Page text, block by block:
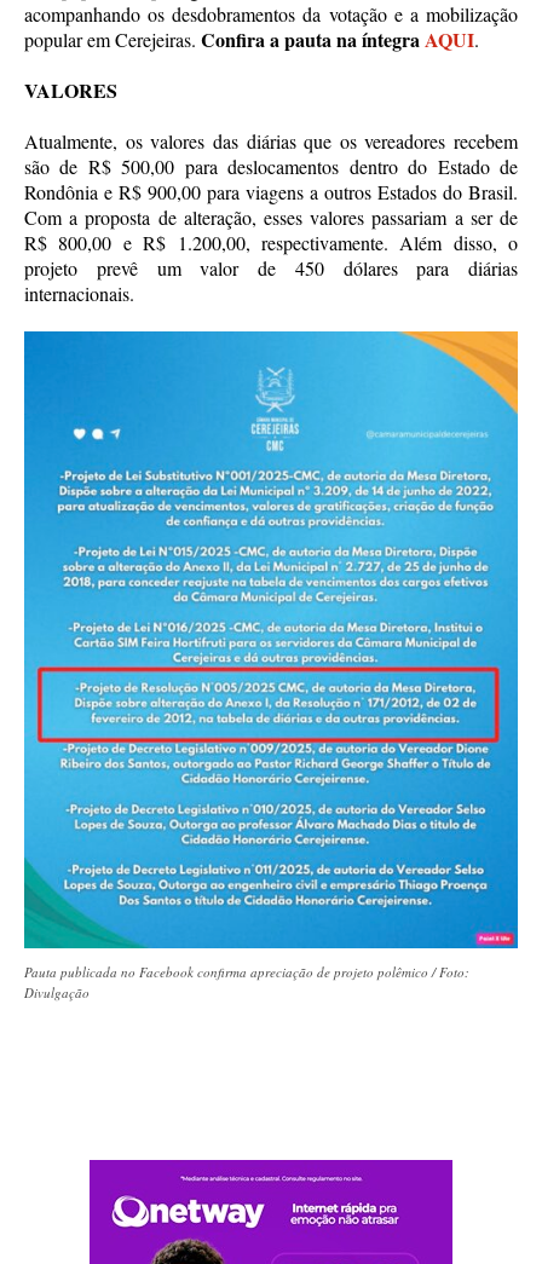
acompanhando os desdobramentos da votação e a mobilização
popular em Cerejeiras. Confira a pauta na íntegraAQUI.
VALORES
Atualmente, os valores das diárias que os vereadores recebem
são de R$ 500,00 para deslocamentos dentro do Estado de
Rondônia e R$ 900,00 para viagens a outros Estados do Brasil.
Com a proposta de alteração, esses valores passariam a ser de
R$ 800,00 e R$ 1.200,00, respectivamente. Além disso, o
projeto prevê um valor de 450 dólares para diárias
internacionais.
Pauta publicada no Facebook confirma apreciação de projeto polêmico / Foto:
Divulgação